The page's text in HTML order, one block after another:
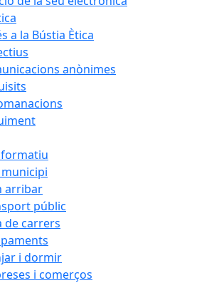
a la Bústia Ètica
anònimes
arribar
públic
de carrers
i dormir
i comerços